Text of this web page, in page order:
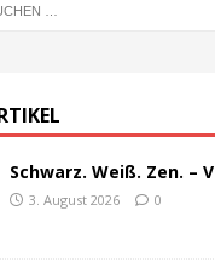
Schwarz. Weiß. Zen.
3. August 2026 0